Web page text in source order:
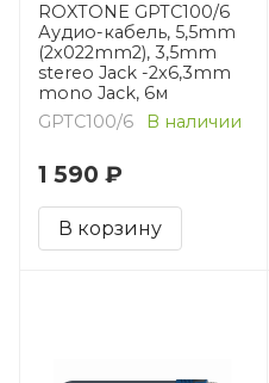
ROXTONE GPTC100/6
Аудио-кабель, 5,5mm
(2x022mm2), 3,5mm
stereo Jack -2x6,3mm
mono Jack, 6м
GPTC100/6
В наличии
1 590 ₽
В корзину